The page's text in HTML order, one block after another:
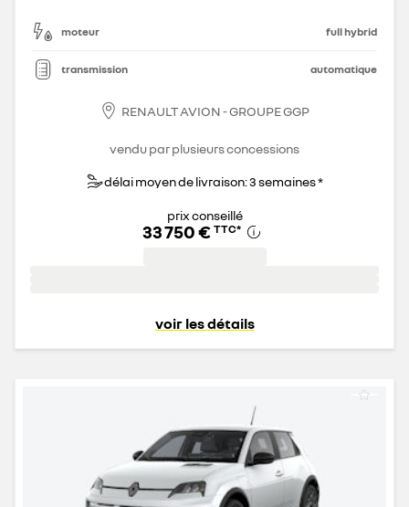
moteur full hybrid
transmission automatique
RENAULT AVION - GROUPE GGP
vendu par plusieurs concessions
délai moyen de livraison: 3 semaines *
prix conseillé
33 750 € TTC*
voir les détails